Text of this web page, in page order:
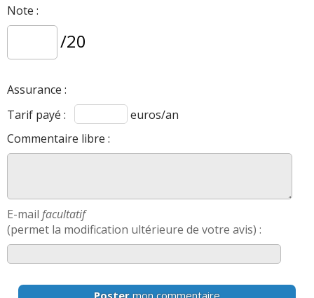
Note :
/20
Assurance :
Tarif payé :
euros/an
Commentaire libre :
E-mail facultatif
(permet la modification ultérieure de votre avis) :
Poster mon commentaire